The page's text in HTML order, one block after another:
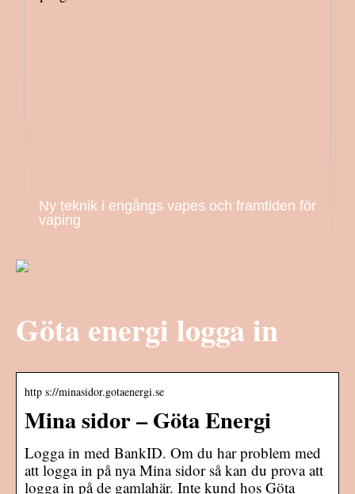
Ny teknik i engångs vapes och framtiden för
vaping
Göta energi logga in
http s://minasidor.gotaenergi.se
Mina sidor – Göta Energi
Logga in med BankID. Om du har problem med
att logga in på nya Mina sidor så kan du prova att
logga in på de gamlahär. Inte kund hos Göta